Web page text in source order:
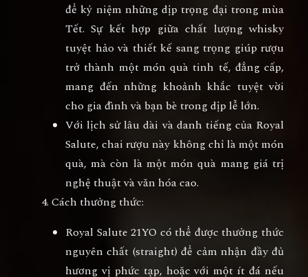
để kỷ niệm những dịp trọng đại trong mùa
Tết. Sự kết hợp giữa chất lượng whisky
tuyệt hảo và thiết kế sang trọng giúp rượu
trở thành một món quà tinh tế, đẳng cấp,
mang đến những khoảnh khắc tuyệt vời
cho gia đình và bạn bè trong dịp lễ lớn.
Với lịch sử lâu dài và danh tiếng của Royal
Salute, chai rượu này không chỉ là một món
quà, mà còn là một món quà mang giá trị
nghệ thuật và văn hóa cao.
Cách thưởng thức:
Royal Salute 21YO có thể được thưởng thức
nguyên chất (straight) để cảm nhận đầy đủ
hương vị phức tạp, hoặc với một ít đá nếu